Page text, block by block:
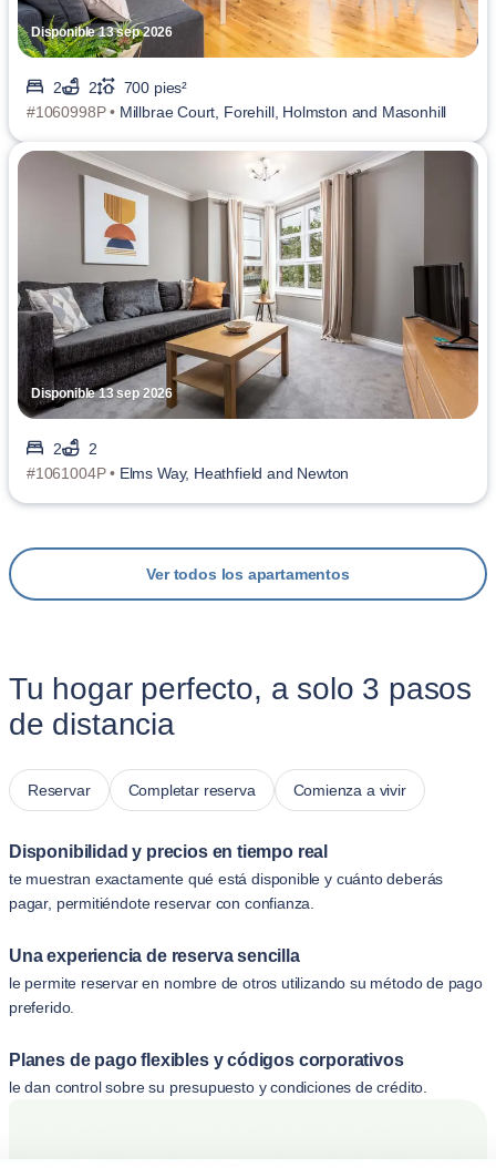
Disponible 13 sep 2026
2 2
700 pies²
#1060998P • Millbrae Court, Forehill, Holmston and Masonhill
Disponible 13 sep 2026
2
2
#1061004P • Elms Way, Heathfield and Newton
Ver todos los apartamentos
Tu hogar perfecto, a solo 3 pasos
de distancia
Reservar Completar reserva Comienza a vivir
Disponibilidad y precios en tiempo real
te muestran exactamente qué está disponible y cuánto deberás
pagar, permitiéndote reservar con confianza.
Una experiencia de reserva sencilla
le permite reservar en nombre de otros utilizando su método de pago
preferido.
Planes de pago flexibles y códigos corporativos
le dan control sobre su presupuesto y condiciones de crédito.